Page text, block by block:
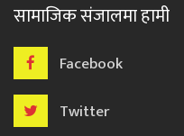
सामाजिक संजालमा हामी
Facebook
Twitter